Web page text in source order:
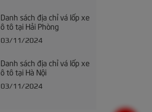
Danh sách địa chỉ vá lốp xe
ô tô tại Hải Phòng
03/11/2024
Danh sách địa chỉ vá lốp xe
ô tô tại Hà Nội
03/11/2024